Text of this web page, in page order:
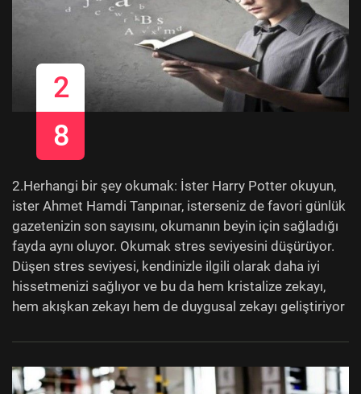
2
8
2.Herhangi bir şey okumak: İster Harry Potter okuyun,
ister Ahmet Hamdi Tanpınar, isterseniz de favori günlük
gazetenizin son sayısını, okumanın beyin için sağladığı
fayda aynı oluyor. Okumak stres seviyesini düşürüyor.
Düşen stres seviyesi, kendinizle ilgili olarak daha iyi
hissetmenizi sağlıyor ve bu da hem kristalize zekayı,
hem akışkan zekayı hem de duygusal zekayı geliştiriyor